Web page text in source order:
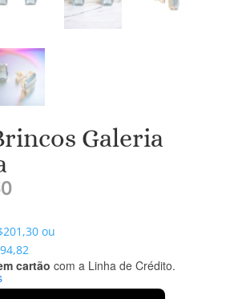
Galeria
201,30 ou
cartão com a Linha de Crédito.